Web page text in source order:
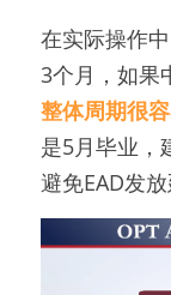
在实际操作
3个月，如果
整体周期很
是5月毕业，
避免EAD发放